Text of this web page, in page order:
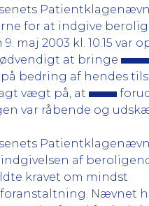
Patientklagenævn
for at indgive
maj 2003 kl. 10.15 var
at bringe
bedring af hendes
vægt på, at
var råbende og
af
kravet om mindst
Nævnet